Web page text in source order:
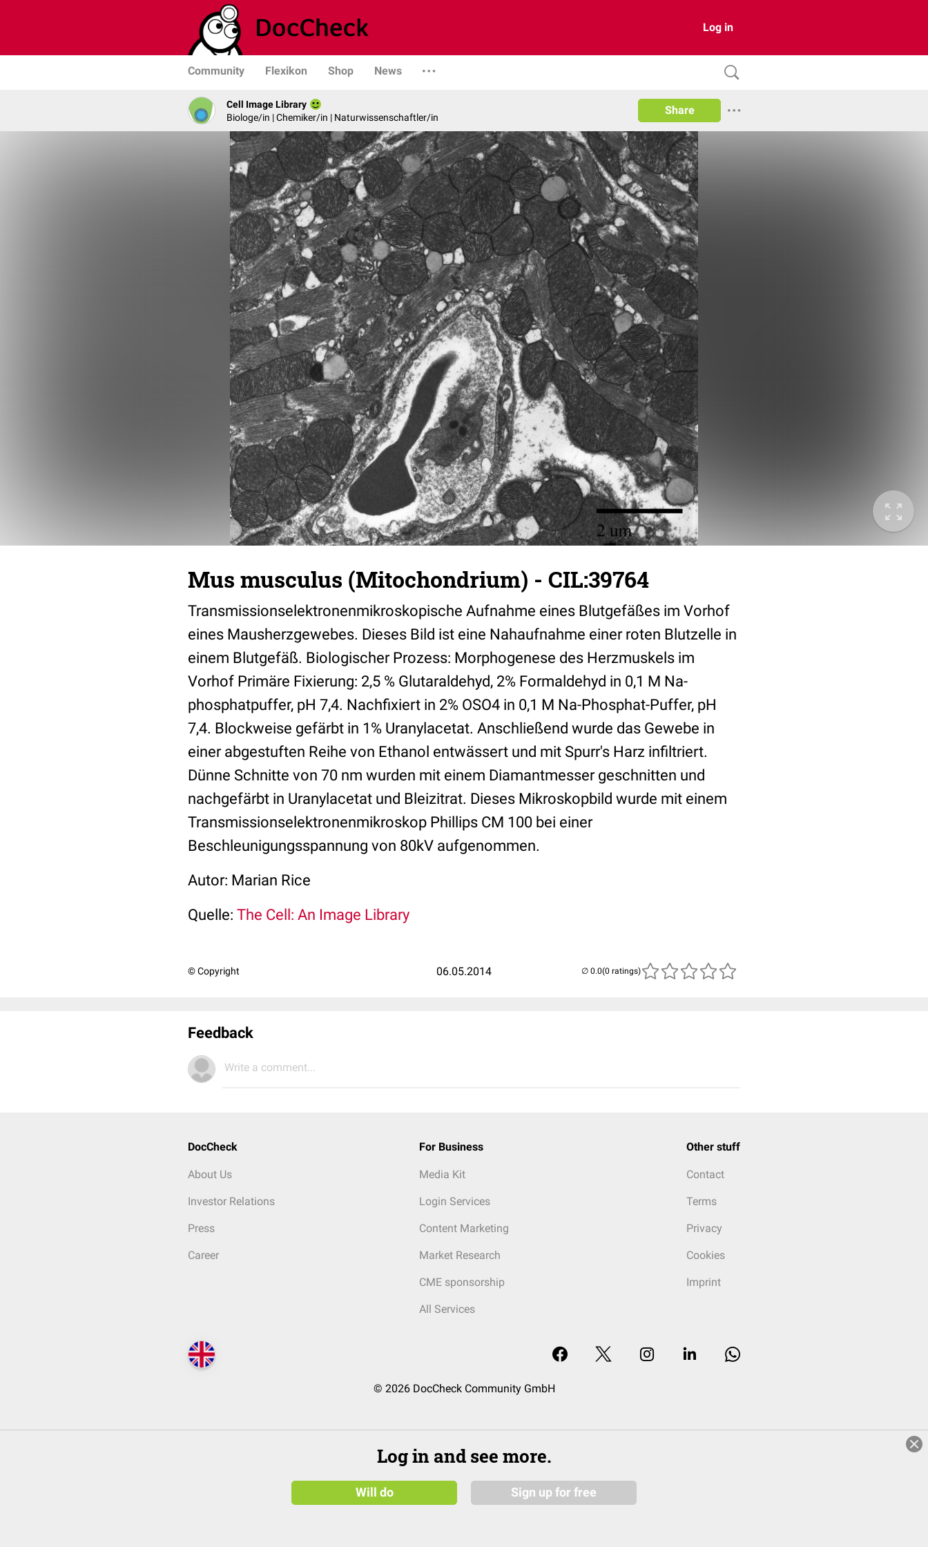
Log in
Community Flexikon Shop News
Cell Image Library
Biologe/in | Chemiker/in | Naturwissenschaftler/in
Share
Mus musculus (Mitochondrium) - CIL:39764
Transmissionselektronenmikroskopische Aufnahme eines Blutgefäßes im Vorhof
eines Mausherzgewebes. Dieses Bild ist eine Nahaufnahme einer roten Blutzelle in
einem Blutgefäß. Biologischer Prozess: Morphogenese des Herzmuskels im
Vorhof Primäre Fixierung: 2,5 % Glutaraldehyd, 2% Formaldehyd in 0,1 M Na-
phosphatpuffer, pH 7,4. Nachfixiert in 2% OSO4 in 0,1 M Na-Phosphat-Puffer, pH
7,4. Blockweise gefärbt in 1% Uranylacetat. Anschließend wurde das Gewebe in
einer abgestuften Reihe von Ethanol entwässert und mit Spurr's Harz infiltriert.
Dünne Schnitte von 70 nm wurden mit einem Diamantmesser geschnitten und
nachgefärbt in Uranylacetat und Bleizitrat. Dieses Mikroskopbild wurde mit einem
Transmissionselektronenmikroskop Phillips CM 100 bei einer
Beschleunigungsspannung von 80kV aufgenommen.
Autor: Marian Rice
Quelle: The Cell: An Image Library
© Copyright 06.05.2014 (0 ratings)
Feedback
Write a comment...
DocCheck
About Us
Investor Relations
Press
Career
For Business
Media Kit
Login Services
Content Marketing
Market Research
CME sponsorship
All Services
Other stuff
Contact
Terms
Privacy
Cookies
Imprint
© 2026 DocCheck Community GmbH
Log in and see more.
Will do Sign up for free